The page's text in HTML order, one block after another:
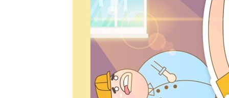
姜厚任揭「和女友前夫是好友」撇小三
挺賴瑞隆 獸醫師、寵物公會後援會成
新手爸媽看過來！幼齡貓犬四照顧誤區
台灣彩券開獎直播中 20:31